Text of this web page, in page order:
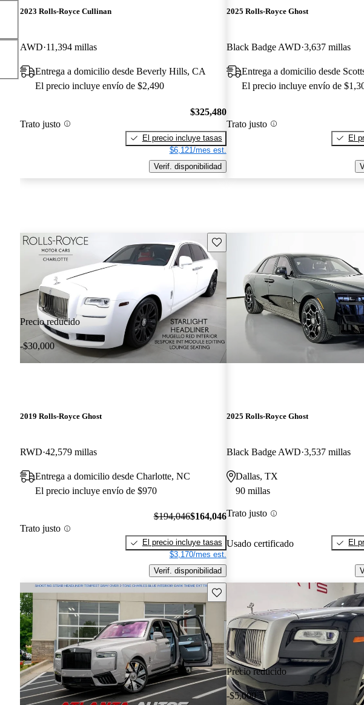
2023 Rolls-Royce Cullinan
AWD 11,394 millas
Entrega a domicilio desde Beverly Hills, CA
El precio incluye envío de $2,490
Trato justo
$325,480
El precio incluye tasas
$6,121/mes est.
Verif. disponibilidad
2025 Rolls-Royce Ghost
Black Badge AWD 3,637 millas
Entrega a domicilio desde
El precio incluye envío de
Trato justo
El
Precio reducido
-$30,000
Guarda este Aviso
2019 Rolls-Royce Ghost
RWD 42,579 millas
Entrega a domicilio desde Charlotte, NC
El precio incluye envío de $970
Trato justo
$194,046$164,046
El precio incluye tasas
$3,170/mes est.
Verif. disponibilidad
2025 Rolls-Royce Ghost
Black Badge AWD 3,537 millas
Dallas, TX
90 millas
Trato justo
Usado certificado
El
Guarda este Aviso
Precio reducido
-$5,000